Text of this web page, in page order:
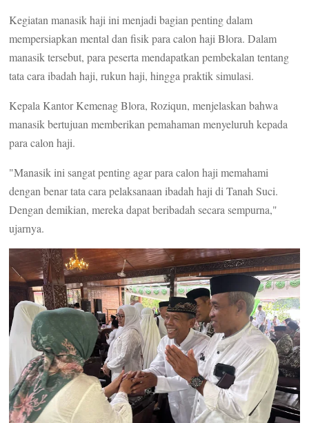
Kegiatan manasik haji ini menjadi bagian penting dalam
mempersiapkan mental dan fisik para calon haji Blora. Dalam
manasik tersebut, para peserta mendapatkan pembekalan tentang
tata cara ibadah haji, rukun haji, hingga praktik simulasi.
Kepala Kantor Kemenag Blora, Roziqun, menjelaskan bahwa
manasik bertujuan memberikan pemahaman menyeluruh kepada
para calon haji.
"Manasik ini sangat penting agar para calon haji memahami
dengan benar tata cara pelaksanaan ibadah haji di Tanah Suci.
Dengan demikian, mereka dapat beribadah secara sempurna,"
ujarnya.